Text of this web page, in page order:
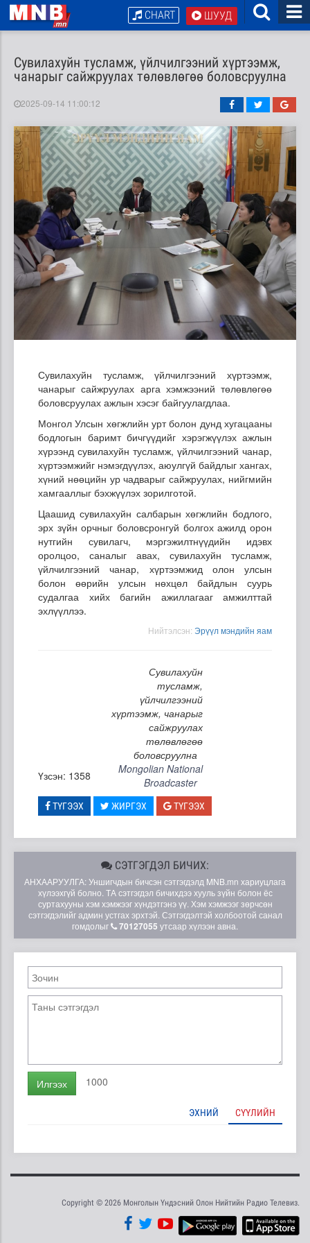
ШУУД
CHART
Сувилахуйн тусламж, үйлчилгээний хүртээмж,
чанарыг сайжруулах төлөвлөгөө боловсруулна
2025-09-14 11:00:12
Сувилахуйн тусламж, үйлчилгээний хүртээмж,
чанарыг сайжруулах арга хэмжээний төлөвлөгөө
боловсруулах ажлын хэсэг байгуулагдлаа.
Монгол Улсын хөгжлийн урт болон дунд хугацааны
бодлогын баримт бичгүүдийг хэрэгжүүлэх ажлын
хүрээнд сувилахуйн тусламж, үйлчилгээний чанар,
хүртээмжийг нэмэгдүүлэх, аюулгүй байдлыг хангах,
хүний нөөцийн ур чадварыг сайжруулах, нийгмийн
хамгааллыг бэхжүүлэх зорилготой.
Цаашид сувилахуйн салбарын хөгжлийн бодлого,
эрх зүйн орчныг боловсронгуй болгох ажилд орон
нутгийн сувилагч, мэргэжилтнүүдийн идэвх
оролцоо, саналыг авах, сувилахуйн тусламж,
үйлчилгээний чанар, хүртээмжид олон улсын
болон өөрийн улсын нөхцөл байдлын суурь
судалгаа хийх багийн ажиллагааг амжилттай
эхлүүллээ.
Нийтэлсэн: Эрүүл мэндийн яам
Сувилахуйн
тусламж,
үйлчилгээний
хүртээмж, чанарыг
сайжруулах
төлөвлөгөө
боловсруулна
Үзсэн: 1358
Mongolian National
Broadcaster
ТҮГЭЭХ ЖИРГЭХ ТҮГЭЭХ
СЭТГЭГДЭЛ БИЧИХ:
АНХААРУУЛГА: Уншигчдын бичсэн сэтгэгдэлд MNB.mn хариуцлага
хүлээхгүй болно. ТА сэтгэгдэл бичихдээ хууль зүйн болон ёс
суртахууны хэм хэмжээг хүндэтгэнэ үү. Хэм хэмжээг зөрчсөн
сэтгэгдэлийг админ устгах эрхтэй. Сэтгэгдэлтэй холбоотой санал
гомдолыг
70127055 утсаар хүлээн авна.
Илгээх 1000
ЭХНИЙ СҮҮЛИЙН
Copyright © 2026 Монголын Үндэсний Олон Нийтийн Радио Телевиз.